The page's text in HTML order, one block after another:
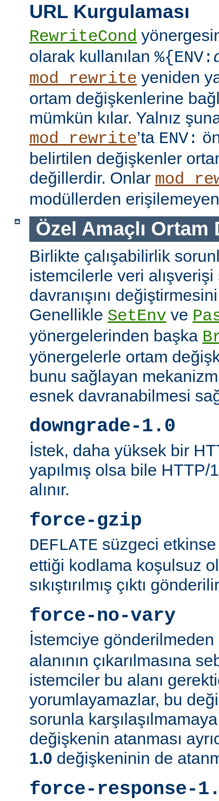
URL Kurgulaması
RewriteCond
olarak kullanılan %{ENV:
mod_rewrite yeniden
ortam değişkenlerine
mümkün kılar. Yalnız
mod_rewrite’ta ENV:
belirtilen değişkenler
değillerdir. Onlar
modüllerden
Özel Amaçlı
Birlikte çalışabilirlik
istemcilerle veri alışverişi
davranışını
Genellikle SetEnv ve
yönergelerinden başka
yönergelerle ortam
bunu sağlayan
esnek davranabilmesi
downgrade-1.0
İstek, daha yüksek bir
yapılmış olsa bile
alınır.
force-gzip
DEFLATE süzgeci etkinse
ettiği kodlama koşulsuz
sıkıştırılmış çıktı
force-no-vary
İstemciye
alanının çıkarılmasına
istemciler bu alanı
yorumlayamazlar, bu
sorunla karşılaşılmamaya
değişkenin atanması
1.0 değişkeninin de
force-response-